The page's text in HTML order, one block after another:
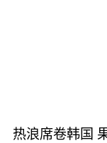
热浪席卷韩国